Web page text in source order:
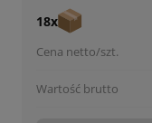
18x